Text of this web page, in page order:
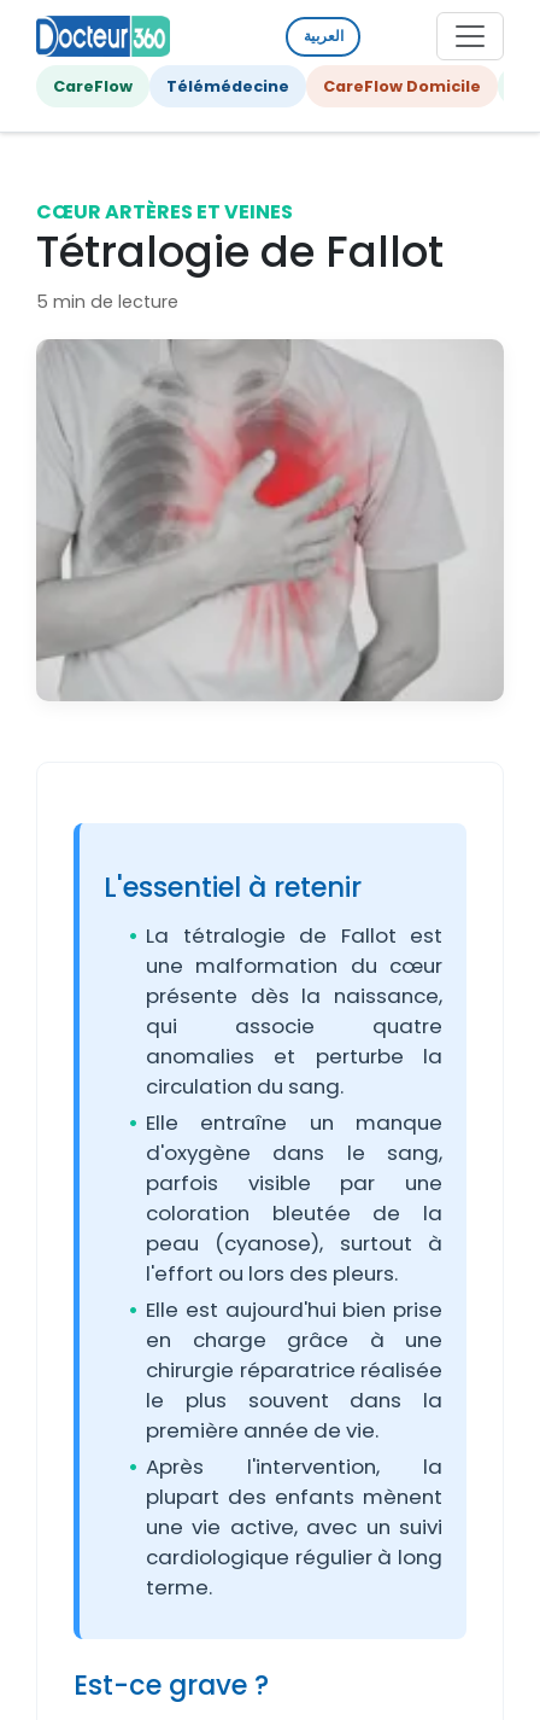
العربية
CareFlow Télémédecine CareFlow Domicile
CŒUR ARTÈRES ET VEINES
Tétralogie de Fallot
5 min de lecture
L'essentiel à retenir
La tétralogie de Fallot est
une malformation du cœur
présente dès la naissance,
qui associe quatre
anomalies et perturbe la
circulation du sang.
Elle entraîne un manque
d'oxygène dans le sang,
parfois visible par une
coloration bleutée de la
peau (cyanose), surtout à
l'effort ou lors des pleurs.
Elle est aujourd'hui bien prise
en charge grâce à une
chirurgie réparatrice réalisée
le plus souvent dans la
première année de vie.
Après l'intervention, la
plupart des enfants mènent
une vie active, avec un suivi
cardiologique régulier à long
terme.
Est-ce grave ?